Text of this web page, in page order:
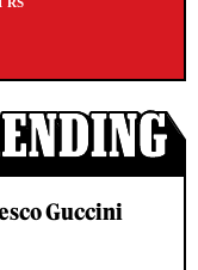
Guccini